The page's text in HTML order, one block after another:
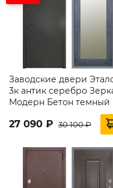
Заводские двери
3к антик серебро
Модерн Бетон темный
27 090 ₽ 30 100 ₽